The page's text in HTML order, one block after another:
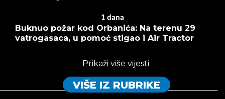
1 dana
Buknuo požar kod Orbanića: Na terenu 29
vatrogasaca, u pomoć stigao i Air Tractor
Prikaži više vijesti
VIŠE IZ RUBRIKE